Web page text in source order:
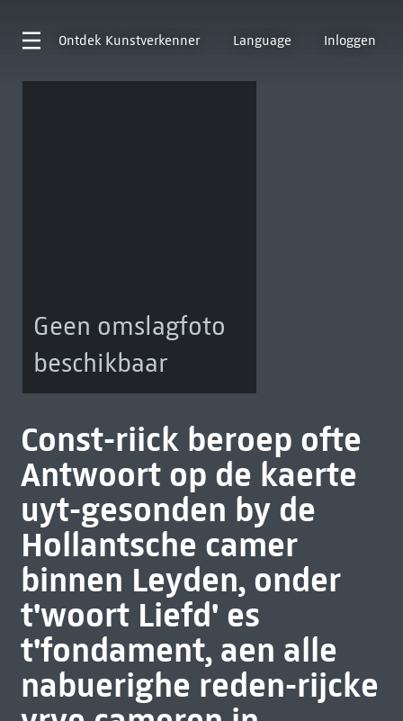
Ontdek Kunstverkenner Language Inloggen
Geen omslagfoto
beschikbaar
Const-riick beroep ofte
Antwoort op de kaerte
uyt-gesonden by de
Hollantsche camer
binnen Leyden, onder
t'woort Liefd' es
t'fondament, aen alle
nabuerighe reden-rijcke